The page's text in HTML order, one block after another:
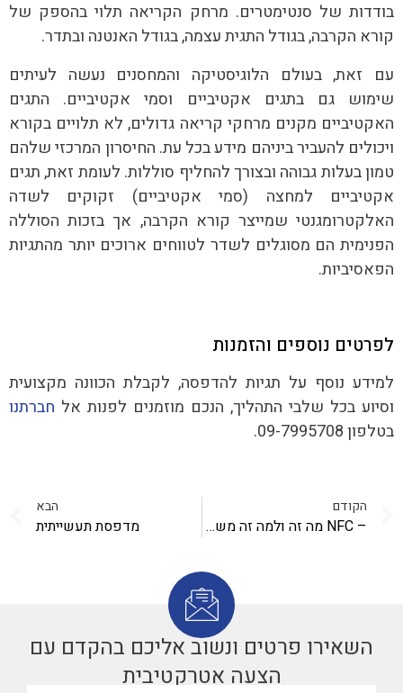
בודדות של סנטימטרים. מרחק הקריאה תלוי בהספק של
קורא הקרבה, בגודל התגית עצמה, בגודל האנטנה ובתדר.
עם זאת, בעולם הלוגיסטיקה והמחסנים נעשה לעיתים
שימוש גם בתגים אקטיביים וסמי אקטיביים. התגים
האקטיביים מקנים מרחקי קריאה גדולים, לא תלויים בקורא
ויכולים להעביר ביניהם מידע בכל עת. החיסרון המרכזי שלהם
טמון בעלות גבוהה ובצורך להחליף סוללות. לעומת זאת, תגים
אקטיביים למחצה (סמי אקטיביים) זקוקים לשדה
האלקטרומגנטי שמייצר קורא הקרבה, אך בזכות הסוללה
הפנימית הם מסוגלים לשדר לטווחים ארוכים יותר מהתגיות
הפאסיביות.
לפרטים נוספים והזמנות
למידע נוסף על תגיות להדפסה, לקבלת הכוונה מקצועית
וסיוע בכל שלבי התהליך, הנכם מוזמנים לפנות אל חברתנו
בטלפון 09-7995708.
הקודם
– NFC מה זה ולמה זה משמש?
הבא
מדפסת תעשייתית
השאירו פרטים ונשוב אליכם בהקדם עם
הצעה אטרקטיבית